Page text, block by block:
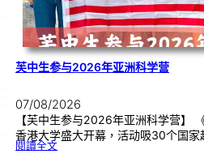
芙中生参与2026年亚洲科学营
07/08/2026
【芙中生参与2026年亚洲科学营】
香港大学盛大开幕，活动吸30个国
閱讀全文:芙